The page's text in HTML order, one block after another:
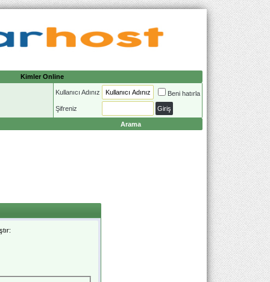
Kimler Online
Kullanıcı Adınız Beni hatırla
Şifreniz
Arama